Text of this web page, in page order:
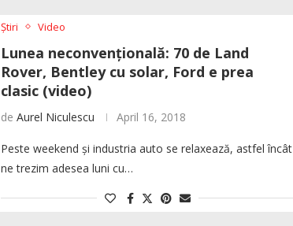
Știri Video
Lunea neconvențională: 70 de Land
Rover, Bentley cu solar, Ford e prea
clasic (video)
de Aurel Niculescu April 16, 2018
Peste weekend și industria auto se relaxează, astfel încât
ne trezim adesea luni cu…